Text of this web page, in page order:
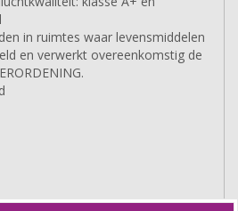
in ruimtes waar levensmiddelen
en verwerkt overeenkomstig de